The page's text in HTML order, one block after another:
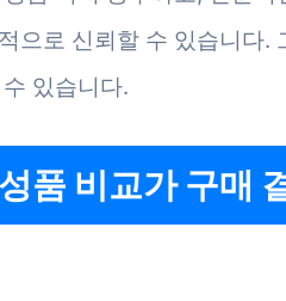
으로 신뢰할 수 있습니다.
있습니다.
품 비교가 구매